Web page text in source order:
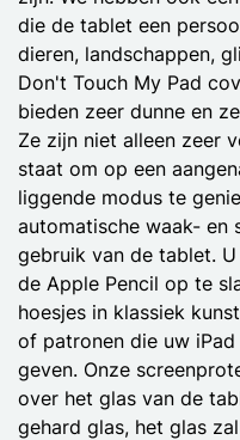
die de tablet een
dieren, landschappen,
Don't Touch My Pad
bieden zeer dunne en
Ze zijn niet alleen zeer
staat om op een
liggende modus te
automatische waak- en
gebruik van de tablet.
de Apple Pencil op te
hoesjes in klassiek
of patronen die uw
geven. Onze
over het glas van de
gehard glas, het glas